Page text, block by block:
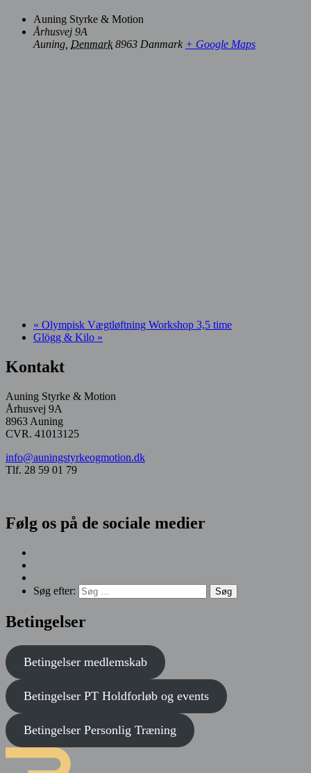
Auning Styrke & Motion
Århusvej 9A
Auning Denmark 8963 Danmark + Google Maps
« Olympisk Vægtløftning Workshop 3,5 time
Glögg & Kilo »
Kontakt
Auning Styrke & Motion
Århusvej 9A
8963 Auning
CVR. 41013125
info@auningstyrkeogmotion.dk
Tlf. 28 59 01 79
Følg os på de sociale medier
Søg efter:
Betingelser
Betingelser medlemskab
Betingelser PT Holdforløb og events
Betingelser Personlig Træning